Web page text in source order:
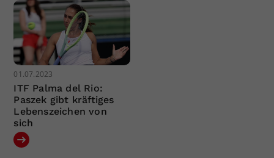
01.07.2023
ITF Palma del Rio:
Paszek gibt kräftiges
Lebenszeichen von
sich